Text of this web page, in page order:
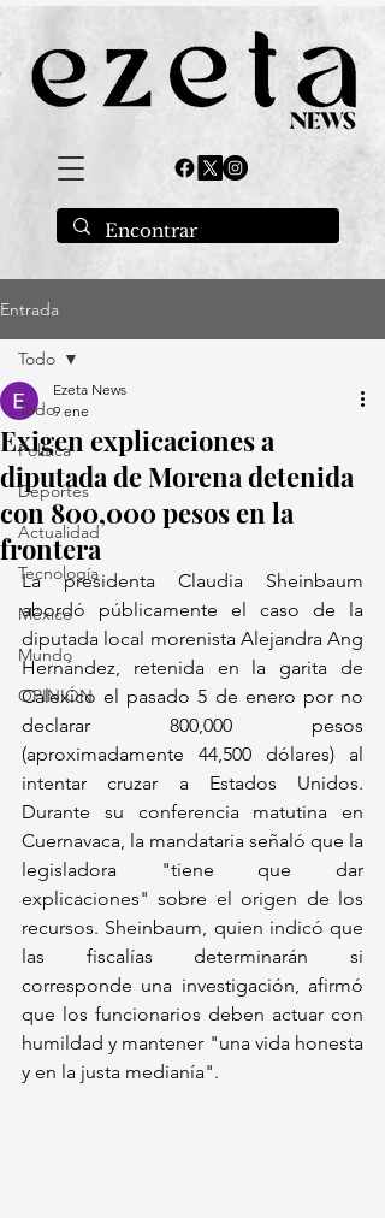
Entrada
Todo
Política
Deportes
Actualidad
Tecnología
México
Mundo
OPINIÓN
Todo
Exigen explicaciones a
diputada de Morena detenida
con 800,000 pesos en la
frontera
Ezeta News
9 ene
La presidenta Claudia Sheinbaum
abordó públicamente el caso de la
diputada local morenista Alejandra Ang
Hernández, retenida en la garita de
Calexico el pasado 5 de enero por no
declarar 800,000 pesos
(aproximadamente 44,500 dólares) al
intentar cruzar a Estados Unidos.
Durante su conferencia matutina en
Cuernavaca, la mandataria señaló que la
legisladora "tiene que dar
explicaciones" sobre el origen de los
recursos. Sheinbaum, quien indicó que
las fiscalías determinarán si
corresponde una investigación, afirmó
que los funcionarios deben actuar con
humildad y mantener "una vida honesta
y en la justa medianía".